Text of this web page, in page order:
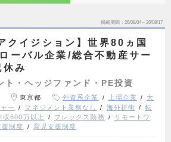
掲載期間 26/08/04～26/08/17
クイジション】世界80ヵ国
ーバル企業/総合不動産サー
休み
ト・ヘッジファンド・PE投資
東京都 外資系企業 上場企業
大
ー マネジメント業務なし 海外折衝
転
収600万以上 フレックス勤務
リモートワ
援制度 育児支援制度